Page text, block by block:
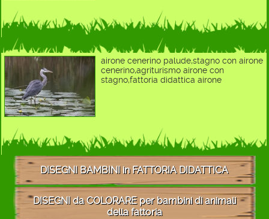
airone cenerino palude,stagno con airone
cenerino,agriturismo airone con
stagno,fattoria didattica airone
DISEGNI BAMBINI in FATTORIA DIDATTICA
DISEGNI da COLORARE per bambini di animali
della fattoria